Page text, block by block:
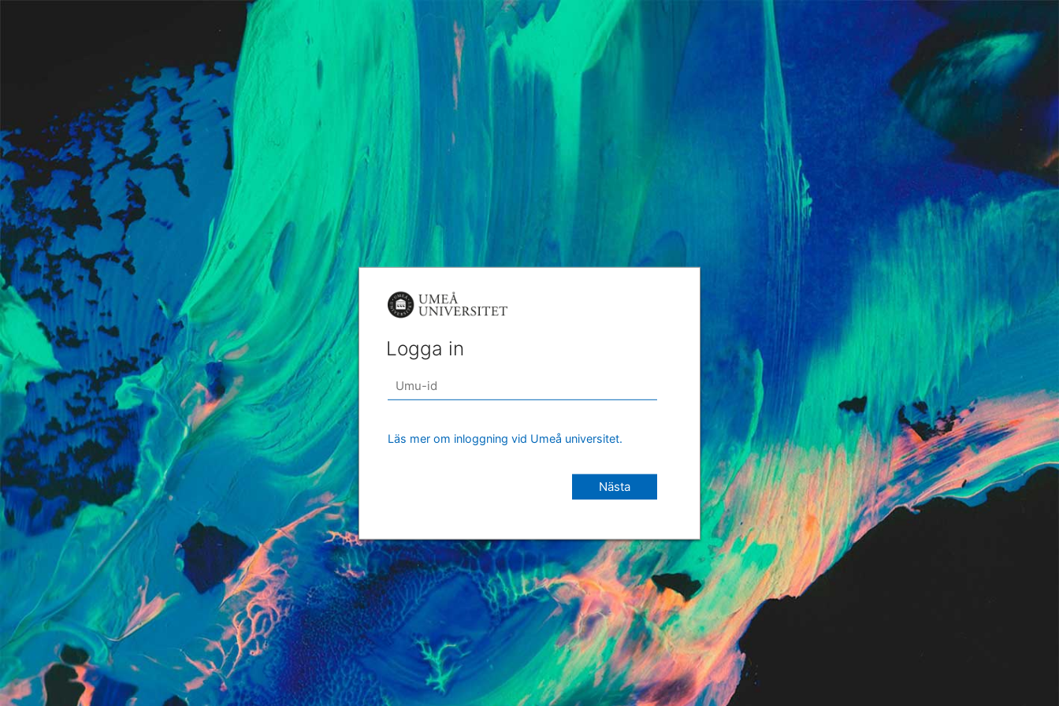
Logga in
Läs mer om inloggning vid Umeå universitet.
Nästa